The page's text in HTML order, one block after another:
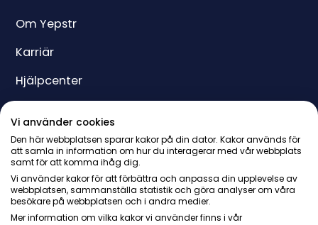
Om Yepstr
Karriär
Hjälpcenter
Pris
Presentkort
Vi använder cookies
Den här webbplatsen sparar kakor på din dator. Kakor används för
att samla in information om hur du interagerar med vår webbplats
samt för att komma ihåg dig.
Vi använder kakor för att förbättra och anpassa din upplevelse av
webbplatsen, sammanställa statistik och göra analyser om våra
besökare på webbplatsen och i andra medier.
Mer information om vilka kakor vi använder finns i vår